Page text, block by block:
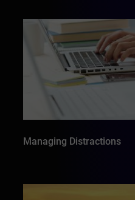
Managing Distractions